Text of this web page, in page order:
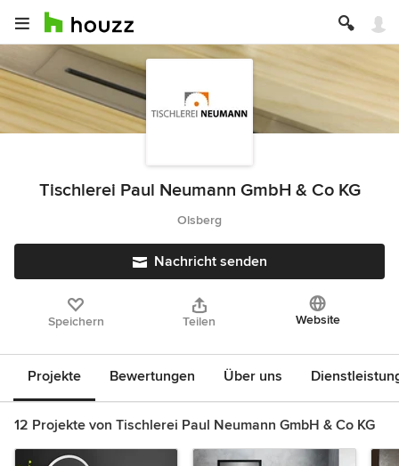
Tischlerei Paul Neumann GmbH & Co KG
Olsberg
Nachricht senden
Speichern Teilen Website
Projekte Bewertungen Über uns
12 Projekte von Tischlerei Paul Neumann GmbH & Co KG